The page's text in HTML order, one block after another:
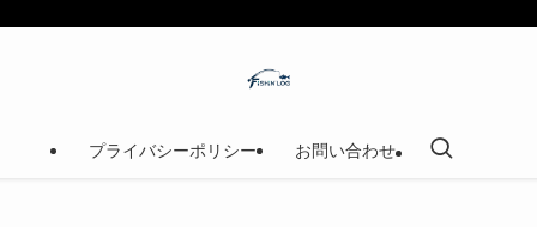
プライバシーポリシー お問い合わせ